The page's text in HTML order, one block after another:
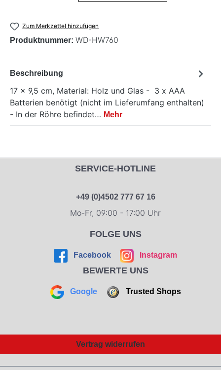
Zum Merkzettel hinzufügen
Produktnummer: WD-HW760
Beschreibung
17 x 9,5 cm, Material: Holz und Glas - 3 x AAA
Batterien benötigt (nicht im Lieferumfang enthalten)
- In der Röhre befindet… Mehr
SERVICE-HOTLINE
+49 (0)4502 777 67 16
Mo-Fr, 09:00 - 17:00 Uhr
FOLGE UNS
Facebook Instagram
BEWERTE UNS
Google Trusted Shops
Vertrag widerrufen